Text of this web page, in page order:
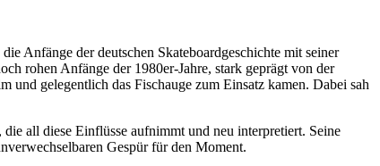
Anfänge der deutschen Skateboardgeschichte mit seiner
rohen Anfänge der 1980er-Jahre, stark geprägt von der
gelegentlich das Fischauge zum Einsatz kamen. Dabei sah
all diese Einflüsse aufnimmt und neu interpretiert. Seine
Gespür für den Moment.